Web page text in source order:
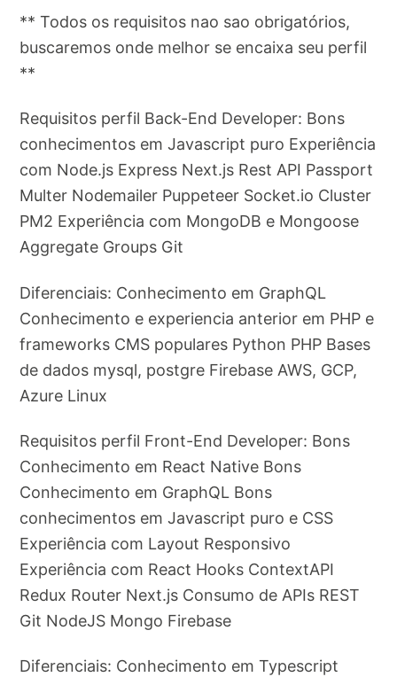
** Todos os requisitos nao sao obrigatórios,
buscaremos onde melhor se encaixa seu perfil
**
Requisitos perfil Back-End Developer: Bons
conhecimentos em Javascript puro Experiência
com Node.js Express Next.js Rest API Passport
Multer Nodemailer Puppeteer Socket.io Cluster
PM2 Experiência com MongoDB e Mongoose
Aggregate Groups Git
Diferenciais: Conhecimento em GraphQL
Conhecimento e experiencia anterior em PHP e
frameworks CMS populares Python PHP Bases
de dados mysql, postgre Firebase AWS, GCP,
Azure Linux
Requisitos perfil Front-End Developer: Bons
Conhecimento em React Native Bons
Conhecimento em GraphQL Bons
conhecimentos em Javascript puro e CSS
Experiência com Layout Responsivo
Experiência com React Hooks ContextAPI
Redux Router Next.js Consumo de APIs REST
Git NodeJS Mongo Firebase
Diferenciais: Conhecimento em Typescript